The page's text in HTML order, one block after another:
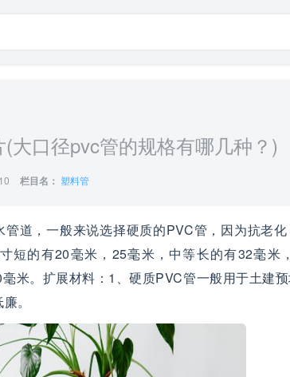
大口径pvc管的规格有哪几种？)
10 栏目名： 塑料管
道，一般来说选择硬质的PVC管，因为抗老化
短的有20毫米，25毫米，中等长的有32毫米
米。扩展材料：1、硬质PVC管一般用于土建
。